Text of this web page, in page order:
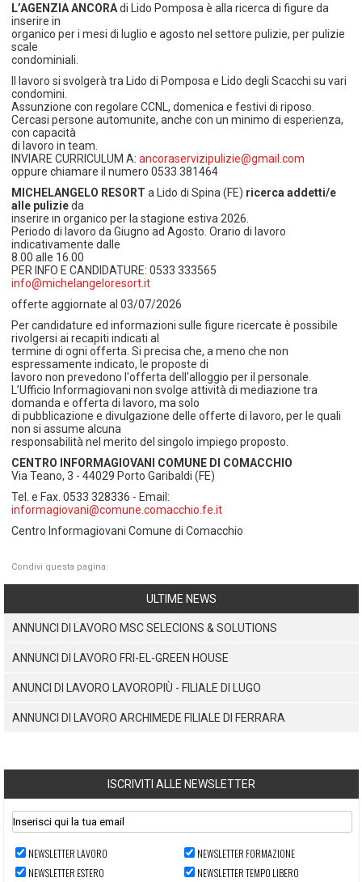
L’AGENZIA ANCORAdi Lido Pomposa è alla ricerca di figure da
inserire in
organico per i mesi di luglio e agosto nel settore pulizie, per pulizie
scale
condominiali.
Il lavoro si svolgerà tra Lido di Pomposa e Lido degli Scacchi su vari
condomini.
Assunzione con regolare CCNL, domenica e festivi di riposo.
Cercasi persone automunite, anche con un minimo di esperienza,
con capacità
di lavoro in team.
INVIARE CURRICULUM A:ancoraservizipulizie@gmail.com
oppure chiamare il numero 0533 381464
MICHELANGELO RESORT a Lido di Spina (FE) ricerca addetti/e
alle pulizieda
inserire in organico per la stagione estiva 2026.
Periodo di lavoro da Giugno ad Agosto. Orario di lavoro
indicativamente dalle
8.00 alle 16.00
PER INFO E CANDIDATURE: 0533 333565
info@michelangeloresort.it
offerte aggiornate al 03/07/2026
Per candidature ed informazioni sulle figure ricercate è possibile
rivolgersi ai recapiti indicati al
termine di ogni offerta. Si precisa che, a meno che non
espressamente indicato, le proposte di
lavoro non prevedono l'offerta dell'alloggio per il personale.
L’Ufficio Informagiovani non svolge attività di mediazione tra
domanda e offerta di lavoro, ma solo
di pubblicazione e divulgazione delle offerte di lavoro, per le quali
non si assume alcuna
responsabilità nel merito del singolo impiego proposto.
CENTRO INFORMAGIOVANI COMUNE DI COMACCHIO
Via Teano, 3 - 44029 Porto Garibaldi (FE)
Tel. e Fax. 0533 328336 - Email:
informagiovani@comune.comacchio.fe.it
Centro Informagiovani Comune di Comacchio
Condivi questa pagina:
ULTIME NEWS
ANNUNCI DI LAVORO MSC SELECIONS & SOLUTIONS
ANNUNCI DI LAVORO FRI-EL-GREEN HOUSE
ANUNCI DI LAVORO LAVOROPIÙ - FILIALE DI LUGO
ANNUNCI DI LAVORO ARCHIMEDE FILIALE DI FERRARA
ISCRIVITI ALLE NEWSLETTER
NEWSLETTER LAVORO
NEWSLETTER FORMAZIONE
NEWSLETTER ESTERO
NEWSLETTER TEMPO LIBERO